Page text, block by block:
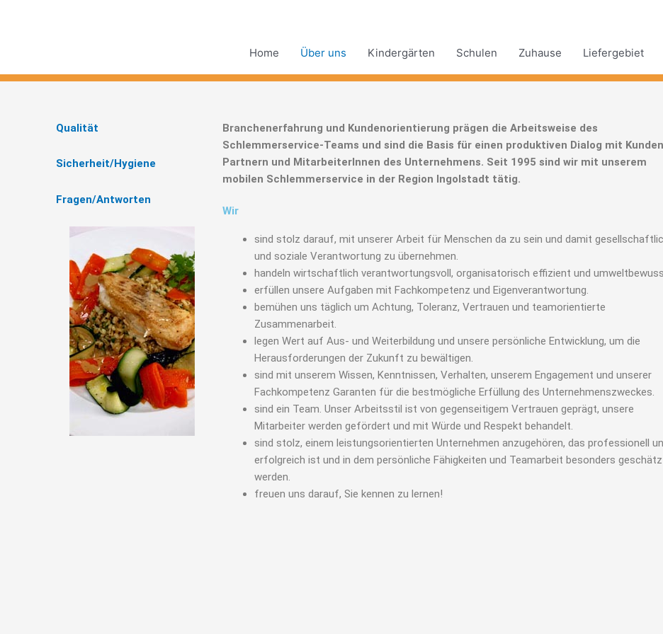
Home
Über uns Kindergärten Schulen Zuhause Liefergebiet
Qualität
Sicherheit/Hygiene
Fragen/Antworten
Branchenerfahrung und Kundenorientierung prägen die Arbeitsweise des
Schlemmerservice-Teams und sind die Basis für einen produktiven Dialog mit
Partnern und MitarbeiterInnen des Unternehmens. Seit 1995 sind wir mit unserem
mobilen Schlemmerservice in der Region Ingolstadt tätig.
Wir
sind stolz darauf, mit unserer Arbeit für Menschen da zu sein und damit
und soziale Verantwortung zu übernehmen.
handeln wirtschaftlich verantwortungsvoll, organisatorisch effizient und
erfüllen unsere Aufgaben mit Fachkompetenz und Eigenverantwortung.
bemühen uns täglich um Achtung, Toleranz, Vertrauen und teamorientierte
Zusammenarbeit.
legen Wert auf Aus- und Weiterbildung und unsere persönliche Entwicklung, um die
Herausforderungen der Zukunft zu bewältigen.
sind mit unserem Wissen, Kenntnissen, Verhalten, unserem Engagement und unserer
Fachkompetenz Garanten für die bestmögliche Erfüllung des Unternehmenszweckes.
sind ein Team. Unser Arbeitsstil ist von gegenseitigem Vertrauen geprägt, unsere
Mitarbeiter werden gefördert und mit Würde und Respekt behandelt.
sind stolz, einem leistungsorientierten Unternehmen anzugehören, das professionell
erfolgreich ist und in dem persönliche Fähigkeiten und Teamarbeit besonders
werden.
freuen uns darauf, Sie kennen zu lernen!